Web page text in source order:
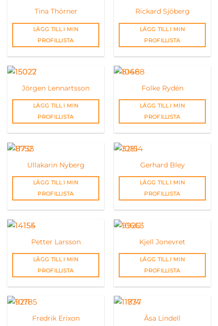
Tina Thörner
LÄGG TILL I MIN
PROFILLISTA
Rickard Sjöberg
LÄGG TILL I MIN
PROFILLISTA
Jörgen Lennartsson
LÄGG TILL I MIN
PROFILLISTA
Folke Rydén
LÄGG TILL I MIN
PROFILLISTA
Ullakarin Nyberg
LÄGG TILL I MIN
PROFILLISTA
Gerhard Bley
LÄGG TILL I MIN
PROFILLISTA
Petter Larsson
LÄGG TILL I MIN
PROFILLISTA
Kjell Jonevret
LÄGG TILL I MIN
PROFILLISTA
Fredrik Erixon Åsa Lindell